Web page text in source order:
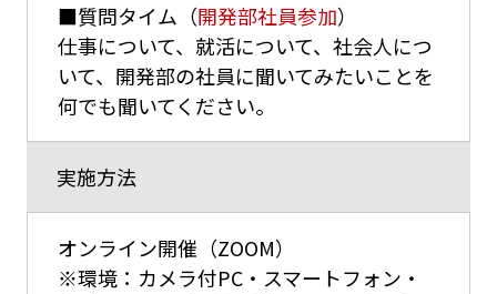
■質問タイム（開発部社員参加）
仕事について、就活について、社会人につ
いて、開発部の社員に聞いてみたいことを
何でも聞いてください。
実施方法
オンライン開催（ZOOM）
※環境：カメラ付PC・スマートフォン・